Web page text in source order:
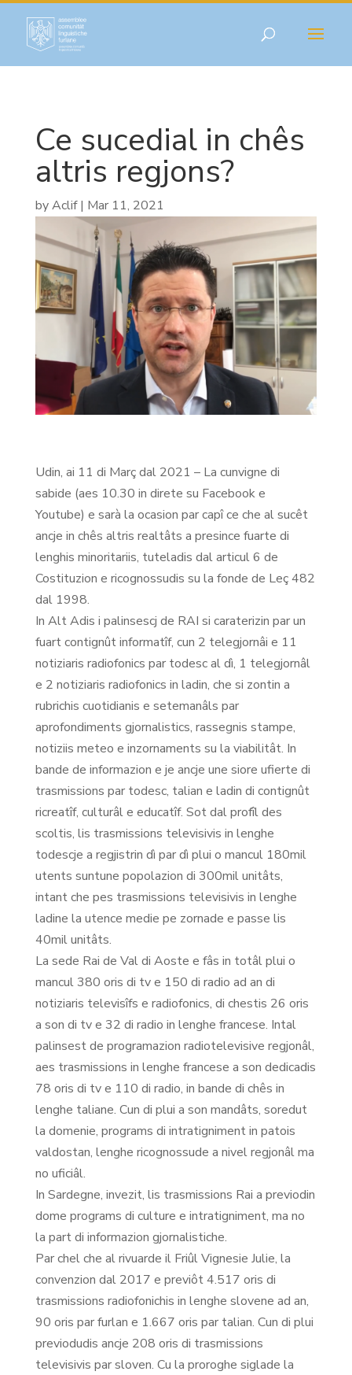
Ce sucedial in chês
altris regjons?
byAclif| Mar 11, 2021
Udin, ai 11 di Març dal 2021 – La cunvigne di
sabide (aes 10.30 in direte su Facebook e
Youtube) e sarà la ocasion par capî ce che al sucêt
ancje in chês altris realtâts a presince fuarte di
lenghis minoritariis, tuteladis dal articul 6 de
Costituzion e ricognossudis su la fonde de Leç 482
dal 1998.
In Alt Adis i palinsescj de RAI si caraterizin par un
fuart contignût informatîf, cun 2 telegjornâi e 11
notiziaris radiofonics par todesc al dì, 1 telegjornâl
e 2 notiziaris radiofonics in ladin, che si zontin a
rubrichis cuotidianis e setemanâls par
aprofondiments gjornalistics, rassegnis stampe,
notiziis meteo e inzornaments su la viabilitât. In
bande de informazion e je ancje une siore ufierte di
trasmissions par todesc, talian e ladin di contignût
ricreatîf, culturâl e educatîf. Sot dal profîl des
scoltis, lis trasmissions televisivis in lenghe
todescje a regjistrin dì par dì plui o mancul 180mil
utents suntune popolazion di 300mil unitâts,
intant che pes trasmissions televisivis in lenghe
ladine la utence medie pe zornade e passe lis
40mil unitâts.
La sede Rai de Val di Aoste e fâs in totâl plui o
mancul 380 oris di tv e 150 di radio ad an di
notiziaris televisîfs e radiofonics, di chestis 26 oris
a son di tv e 32 di radio in lenghe francese. Intal
palinsest de programazion radiotelevisive regjonâl,
aes trasmissions in lenghe francese a son dedicadis
78 oris di tv e 110 di radio, in bande di chês in
lenghe taliane. Cun di plui a son mandâts, soredut
la domenie, programs di intratigniment in patois
valdostan, lenghe ricognossude a nivel regjonâl ma
no uficiâl.
In Sardegne, invezit, lis trasmissions Rai a previodin
dome programs di culture e intratigniment, ma no
la part di informazion gjornalistiche.
Par chel che al rivuarde il Friûl Vignesie Julie, la
convenzion dal 2017 e previôt 4.517 oris di
trasmissions radiofonichis in lenghe slovene ad an,
90 oris par furlan e 1.667 oris par talian. Cun di plui
previodudis ancje 208 oris di trasmissions
televisivis par sloven. Cu la proroghe siglade la